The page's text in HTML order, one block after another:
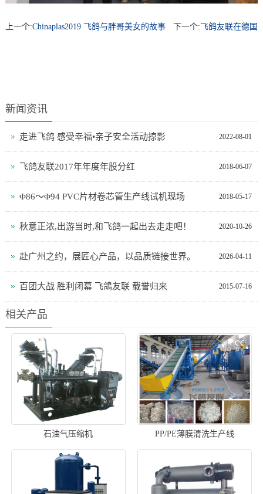
上一个:Chinaplas2019 飞鸽与胖哥美女的故事 下一个: 飞鸽友联在德国
新闻资讯
2022-08-01
走进飞鸽 感受幸福•亲子安全活动掠影
2018-06-07
飞鸽友联2017年年度年股分红
2018-05-17
Φ86～Φ94 PVC片材卷芯管生产线试机现场
2020-10-26
秋意正浓,出游当时,和飞鸽一起出去走走吧！
2026-04-11
赴广州之约，展匠心产品，以品质链接世界。
2015-07-16
百团大战 胜利闭幕 飞鴿友联 载誉归来
相关产品
石油气压缩机 PP/PE薄膜清洗生产线